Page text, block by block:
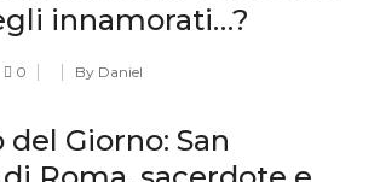
innamorati…?
0 By Daniel
Giorno: San